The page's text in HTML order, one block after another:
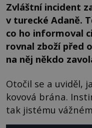
Zvláštní incident
v turecké Adaně.
co ho informoval
rovnal zboží před
na něj někdo
Otočil se a uviděl,
kovová brána.
tak jistému